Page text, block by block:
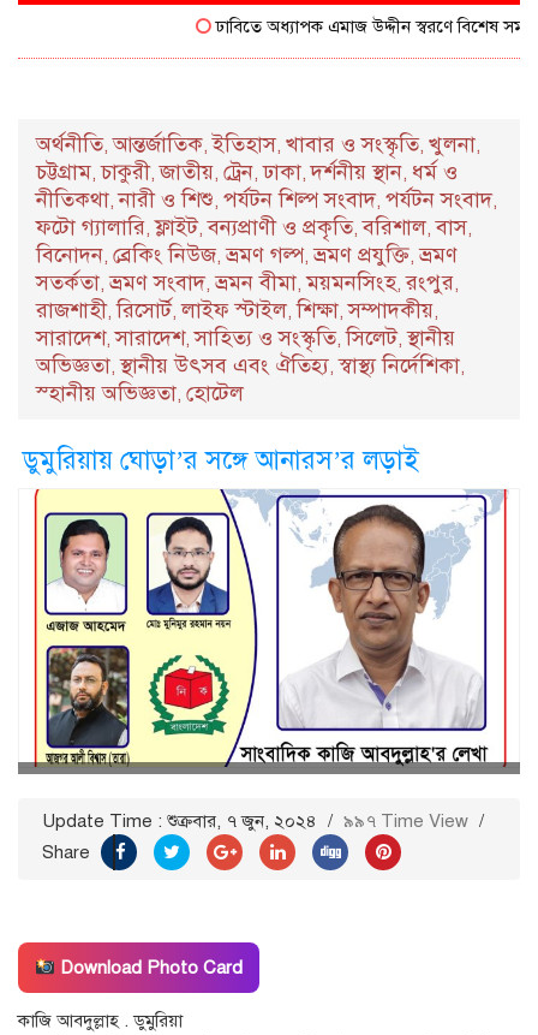
ঢাবিতে অধ্যাপক এমাজ উদ্দীন স্বরণে বিশেষ
অর্থনীতি,আন্তর্জাতিক,ইতিহাস, খাবার ও সংস্কৃতি, খুলনা,
চট্টগ্রাম,চাকুরী,জাতীয়, ট্রেন,ঢাকা,দর্শনীয় স্থান, ধর্ম ও
নীতিকথা,নারী ও শিশু, পর্যটন শিল্প সংবাদ, পর্যটন সংবাদ,
ফটো গ্যালারি,ফ্লাইট,বন্যপ্রাণী ও প্রকৃতি,বরিশাল,বাস,
বিনোদন, ব্রেকিং নিউজ,ভ্রমণ গল্প,ভ্রমণ প্রযুক্তি,ভ্রমণ
সতর্কতা,ভ্রমণ সংবাদ,ভ্রমন বীমা,ময়মনসিংহ,রংপুর,
রাজশাহী,রিসোর্ট,লাইফ স্টাইল,শিক্ষা,সম্পাদকীয়,
সারাদেশ,সারাদেশ,সাহিত্য ও সংস্কৃতি,সিলেট,স্থানীয়
অভিজ্ঞতা,স্থানীয় উৎসব এবং ঐতিহ্য,স্বাস্থ্য নির্দেশিকা,
স্হানীয় অভিজ্ঞতা, হোটেল
ডুমুরিয়ায় ঘোড়া’র সঙ্গে আনারস’র লড়াই
Update Time : শুক্রবার, ৭ জুন, ২০২৪ / ৯৯৭ Time View /
Share
Download Photo Card
কাজি আবদুল্লাহ . ডুমুরিয়া